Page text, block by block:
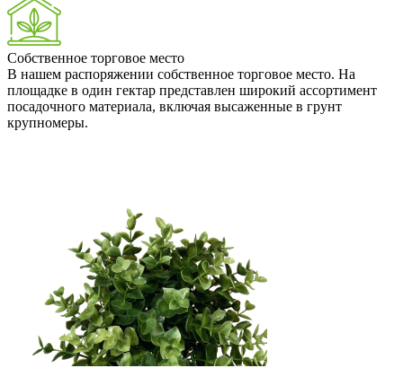
Собственное торговое место
В нашем распоряжении собственное торговое место. На
площадке в один гектар представлен широкий ассортимент
посадочного материала, включая высаженные в грунт
крупномеры.